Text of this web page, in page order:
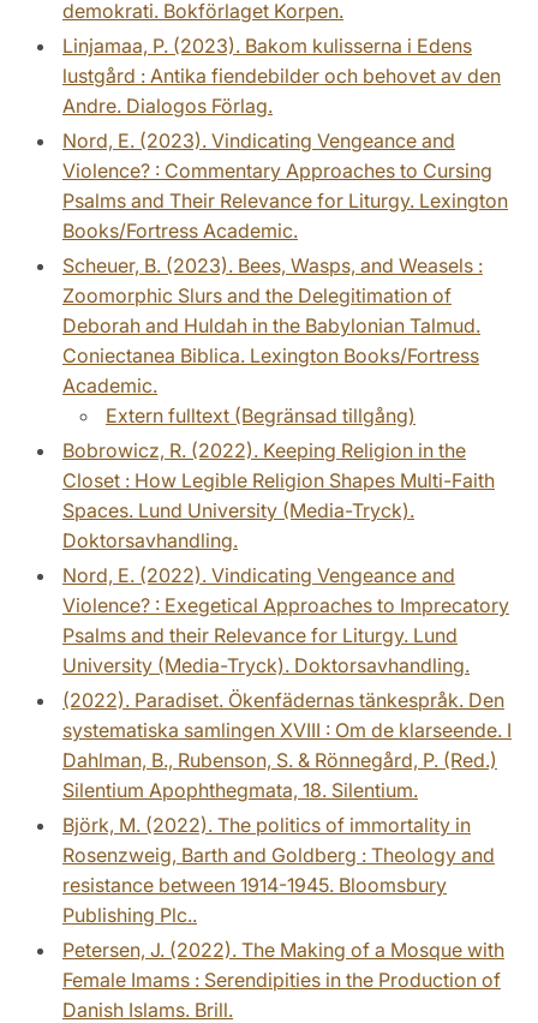
demokrati. Bokförlaget Korpen.
Linjamaa, P. (2023). Bakom kulisserna i Edens
lustgård : Antika fiendebilder och behovet av den
Andre. Dialogos Förlag.
Nord, E. (2023). Vindicating Vengeance and
Violence? : Commentary Approaches to Cursing
Psalms and Their Relevance for Liturgy. Lexington
Books/Fortress Academic.
Scheuer, B. (2023). Bees, Wasps, and Weasels :
Zoomorphic Slurs and the Delegitimation of
Deborah and Huldah in the Babylonian Talmud.
Coniectanea Biblica. Lexington Books/Fortress
Academic.
Extern fulltext (Begränsad tillgång)
Bobrowicz, R. (2022). Keeping Religion in the
Closet : How Legible Religion Shapes Multi-Faith
Spaces. Lund University (Media-Tryck).
Doktorsavhandling.
Nord, E. (2022). Vindicating Vengeance and
Violence? : Exegetical Approaches to Imprecatory
Psalms and their Relevance for Liturgy. Lund
University (Media-Tryck). Doktorsavhandling.
(2022). Paradiset. Ökenfädernas tänkespråk. Den
systematiska samlingen XVIII : Om de klarseende. I
Dahlman, B., Rubenson, S. & Rönnegård, P. (Red.)
Silentium Apophthegmata, 18. Silentium.
Björk, M. (2022). The politics of immortality in
Rosenzweig, Barth and Goldberg : Theology and
resistance between 1914-1945. Bloomsbury
Publishing Plc..
Petersen, J. (2022). The Making of a Mosque with
Female Imams : Serendipities in the Production of
Danish Islams. Brill.